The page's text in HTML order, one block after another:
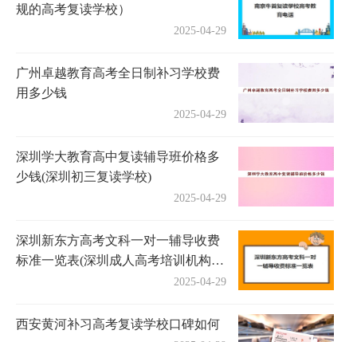
规的高考复读学校）
2025-04-29
广州卓越教育高考全日制补习学校费
用多少钱
2025-04-29
深圳学大教育高中复读辅导班价格多
少钱(深圳初三复读学校)
2025-04-29
深圳新东方高考文科一对一辅导收费
标准一览表(深圳成人高考培训机构有
2025-04-29
西安黄河补习高考复读学校口碑如何